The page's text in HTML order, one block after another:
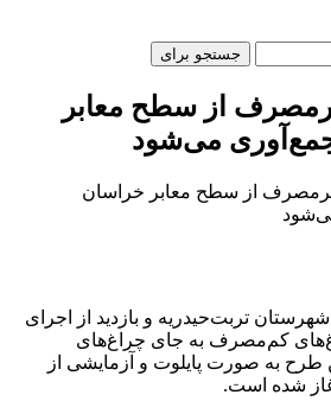
جستجو برای
پرمصرف از سطح معابر
می‌شود
تربت‌حیدریه و بازدید از اجرای
کم‌مصرف به جای چراغ‌های
طرح به صورت پایلوت و آزمایشی از
شده است.